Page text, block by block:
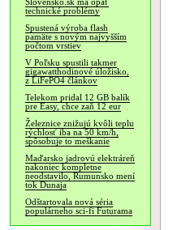
Slovensko.sk má opäť
technické problémy
Spustená výroba flash
pamäte s novým najvyšším
počtom vrstiev
V Poľsku spustili takmer
gigawatthodinové úložisko,
z LiFePO4 článkov
Telekom pridal 12 GB balík
pre Easy, chce zaň 12 eur
Železnice znižujú kvôli teplu
rýchlosť iba na 50 km/h,
spôsobuje to meškanie
Maďarsko jadrovú elektráreň
nakoniec kompletne
neodstavilo, Rumunsko mení
tok Dunaja
Odštartovala nová séria
populárneho sci-fi Futurama